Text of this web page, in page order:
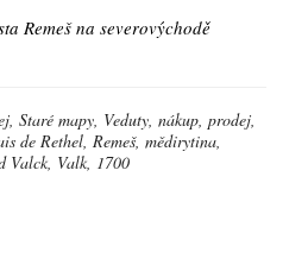
Remeš na severovýchodě
Staré mapy, Veduty, nákup, prodej,
de Rethel, Remeš, mědirytina,
Valck, Valk, 1700